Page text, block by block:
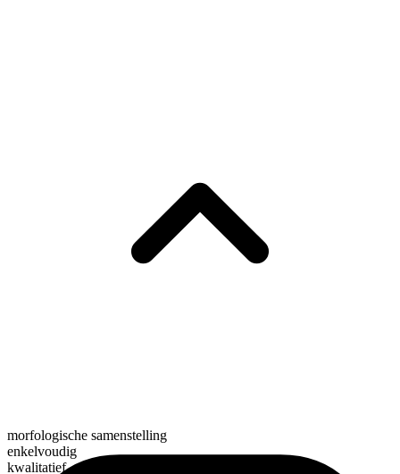
morfologische samenstelling
enkelvoudig
kwalitatief